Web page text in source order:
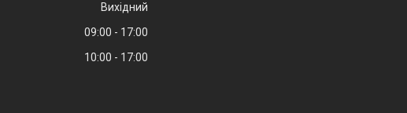
Вихідний
09:00
17:00
10:00 17:00